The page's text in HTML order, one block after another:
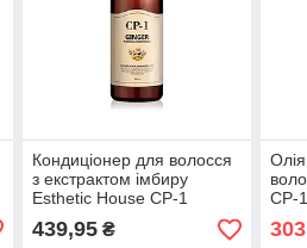
Кондиціонер для волосся
з екстрактом імбиру
Esthetic House CP-1
Ginger Purifying
Conditioner 500ml
439,95₴
CP-